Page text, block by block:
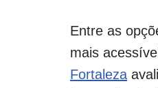
Entre as
mais
Fortaleza